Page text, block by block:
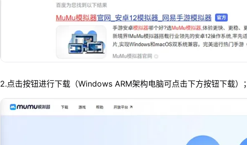
2.点击按钮进行下载（Windows ARM架构电脑可点击下方按钮下载）；